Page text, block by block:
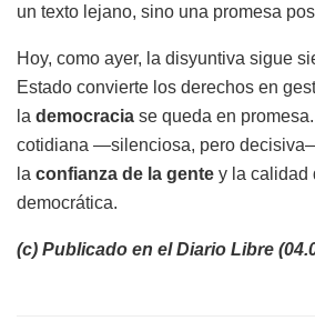
un texto lejano, sino una promesa
Hoy, como ayer, la disyuntiva sigue
Estado convierte los derechos en
la democracia se queda en
cotidiana —silenciosa, pero
la confianza de la gente y la calidad
democrática.
(c) Publicado en el Diario Libre